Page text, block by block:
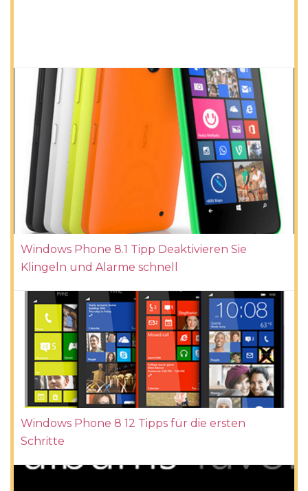
Windows Phone 8.1 Tipp Deaktivieren Sie
Klingeln und Alarme schnell
Windows Phone 8 12 Tipps für die ersten
Schritte